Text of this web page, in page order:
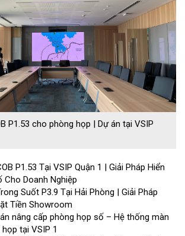
P1.53 cho phòng họp | Dự án tại VSIP
P1.53 Tại VSIP Quận 1 | Giải Pháp Hiển
Cho Doanh Nghiệp
Suốt P3.9 Tại Hải Phòng | Giải Pháp
Tiền Showroom
nâng cấp phòng họp số – Hệ thống màn
họp tại VSIP 1